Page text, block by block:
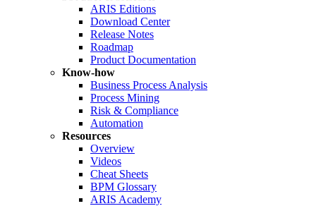
ARIS Editions
Download Center
Release Notes
Roadmap
Product Documentation
Know-how
Business Process Analysis
Process Mining
Risk & Compliance
Automation
Resources
Overview
Videos
Cheat Sheets
BPM Glossary
ARIS Academy